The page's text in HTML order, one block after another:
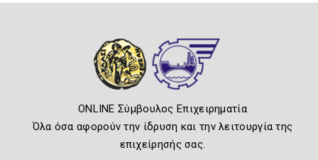
ONLINE Σύμβουλος Επιχειρηματία
Όλα όσα αφορούν την ίδρυση και την λειτουργία της
επιχείρησής σας.